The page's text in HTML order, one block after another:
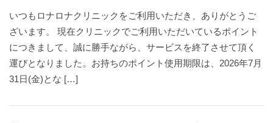
いつもロナロナクリニックをご利用いただき、ありがとうご
ざいます。 現在クリニックでご利用いただいているポイント
につきまして、誠に勝手ながら、サービスを終了させて頂く
運びとなりました。お持ちのポイント使用期限は、2026年7月
31日(金)とな […]